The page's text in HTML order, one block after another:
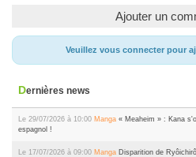
Ajouter un
Veuillez vous connecter pour
Dernières news
Le 29/07/2026 à 10:00 Manga « Meaheim » : Kana
espagnol !
Le 17/07/2026 à 09:00 Manga Disparition de